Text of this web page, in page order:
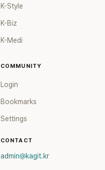
K-Style
K-Biz
K-Medi
COMMUNITY
Login
Bookmarks
Settings
CONTACT
admin@kagit.kr